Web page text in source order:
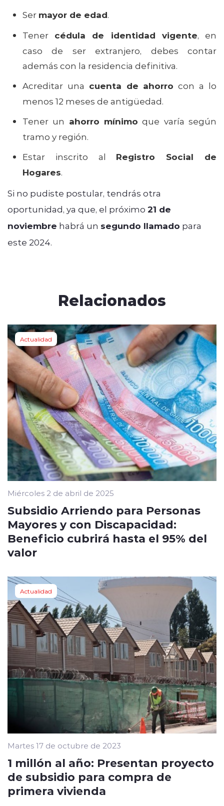
Ser mayor de edad.
Tener cédula de identidad vigente, en
caso de ser extranjero, debes contar
además con la residencia definitiva.
Acreditar una cuenta de ahorro con a lo
menos 12 meses de antigüedad.
Tener un ahorro mínimo que varía según
tramo y región.
Estar inscrito al Registro Social de
Hogares.
Si no pudiste postular, tendrás otra
oportunidad, ya que, el próximo 21 de
noviembre habrá un segundo llamado para
este 2024.
Relacionados
Actualidad
Miércoles 2 de abril de 2025
Subsidio Arriendo para Personas
Mayores y con Discapacidad:
Beneficio cubrirá hasta el 95% del
valor
Actualidad
Martes 17 de octubre de 2023
1 millón al año: Presentan proyecto
de subsidio para compra de
primera vivienda